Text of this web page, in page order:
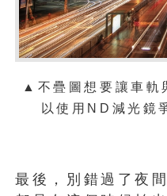
▲不疊圖想要讓車軌
以使用ND減光鏡
最後，別錯過了夜